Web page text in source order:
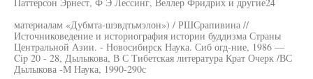
материалам «Дубмта-шэвдтьмэлон») / РШСрапивина //
Источниковедение и историография истории буддизма Страны
Центральной Азии. - Новосибирск Наука. Сиб огд-ние, 1986 —
Cip 20 - 28, Дылыкова, В С Тибетская литература Крат Очерк /ВС
Дылыкова -М Наука, 1990-290с